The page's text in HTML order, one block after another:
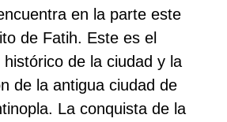
en la parte este
de Fatih. Este es el
histórico de la ciudad y la
de la antigua ciudad de
La conquista de la